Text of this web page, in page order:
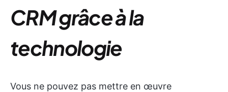
CRM grâce à la
technologie
Vous ne pouvez pas mettre en œuvre